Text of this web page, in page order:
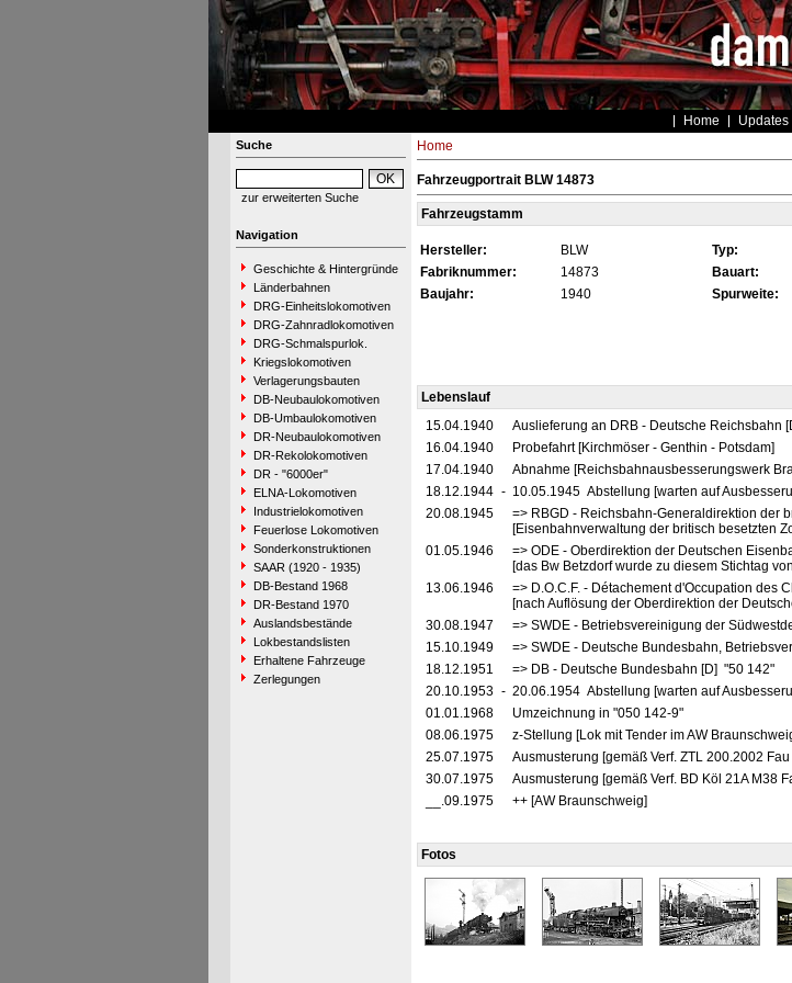
Home Updates
Suche
zur erweiterten Suche
Navigation
Geschichte & Hintergründe
Länderbahnen
DRG-Einheitslokomotiven
DRG-Zahnradlokomotiven
DRG-Schmalspurlok.
Kriegslokomotiven
Verlagerungsbauten
DB-Neubaulokomotiven
DB-Umbaulokomotiven
DR-Neubaulokomotiven
DR-Rekolokomotiven
DR - "6000er"
ELNA-Lokomotiven
Industrielokomotiven
Feuerlose Lokomotiven
Sonderkonstruktionen
SAAR (1920 - 1935)
DB-Bestand 1968
DR-Bestand 1970
Auslandsbestände
Lokbestandslisten
Erhaltene Fahrzeuge
Zerlegungen
Home
Fahrzeugportrait BLW 14873
Fahrzeugstamm
Hersteller: BLW Typ:
Fabriknummer:
14873 Bauart:
Baujahr:
1940 Spurweite:
Lebenslauf
15.04.1940
Auslieferung an DRB - Deutsche Reichsbahn
16.04.1940
Probefahrt [Kirchmöser - Genthin - Potsdam]
17.04.1940
Abnahme [Reichsbahnausbesserungswerk
18.12.1944 - 10.05.1945 Abstellung [warten auf
20.08.1945
=> RBGD - Reichsbahn-Generaldirektion der
[Eisenbahnverwaltung der britisch besetzten
01.05.1946
=> ODE - Oberdirektion der Deutschen
[das Bw Betzdorf wurde zu diesem Stichtag
13.06.1946
=> D.O.C.F. - Détachement d'Occupation des
[nach Auflösung der Oberdirektion der
30.08.1947
=> SWDE - Betriebsvereinigung der
15.10.1949
=> SWDE - Deutsche Bundesbahn,
18.12.1951
=> DB - Deutsche Bundesbahn [D] "50 142"
20.10.1953 - 20.06.1954 Abstellung [warten auf
01.01.1968
Umzeichnung in "050 142-9"
08.06.1975
z-Stellung [Lok mit Tender im AW
25.07.1975
Ausmusterung [gemäß Verf. ZTL 200.2002
30.07.1975
Ausmusterung [gemäß Verf. BD Köl 21A M38
__.09.1975
++ [AW Braunschweig]
Fotos